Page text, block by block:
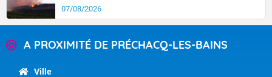
07/08/2026
A PROXIMITÉ DE PRÉCHACQ-LES-BAINS
Ville